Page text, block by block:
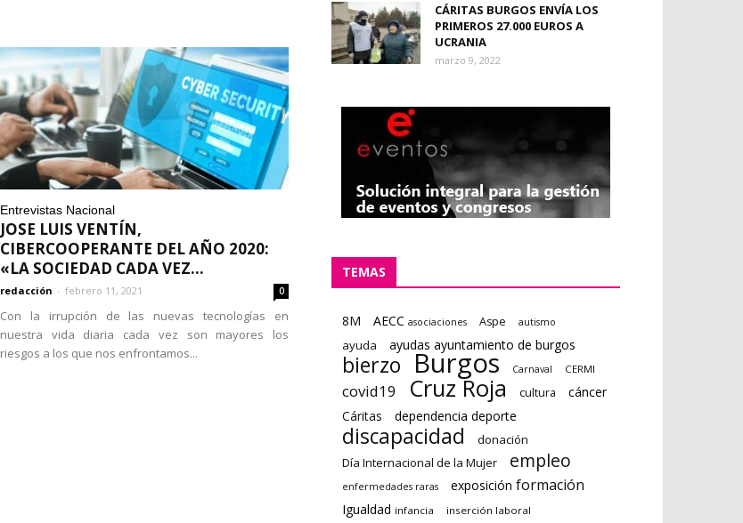
Entrevistas Nacional
JOSE LUIS VENTÍN,
CIBERCOOPERANTE DEL AÑO 2020:
«LA SOCIEDAD CADA VEZ...
redacción - febrero 11, 2021 0
Con la irrupción de las nuevas tecnologías en
nuestra vida diaria cada vez son mayores los
riesgos a los que nos enfrontamos...
CÁRITAS BURGOS ENVÍA LOS
PRIMEROS 27.000 EUROS A
UCRANIA
marzo 9, 2022
TEMAS
8M AECC asociaciones Aspe autismo
ayuda ayudas ayuntamiento de burgos
bierzo Burgos Carnaval CERMI
covid19 Cruz Roja cultura
cáncer
Cáritas
dependencia deporte
discapacidad
donación
Día Internacional de la Mujer
empleo
enfermedades raras exposición formación
Igualdad infancia inserción laboral